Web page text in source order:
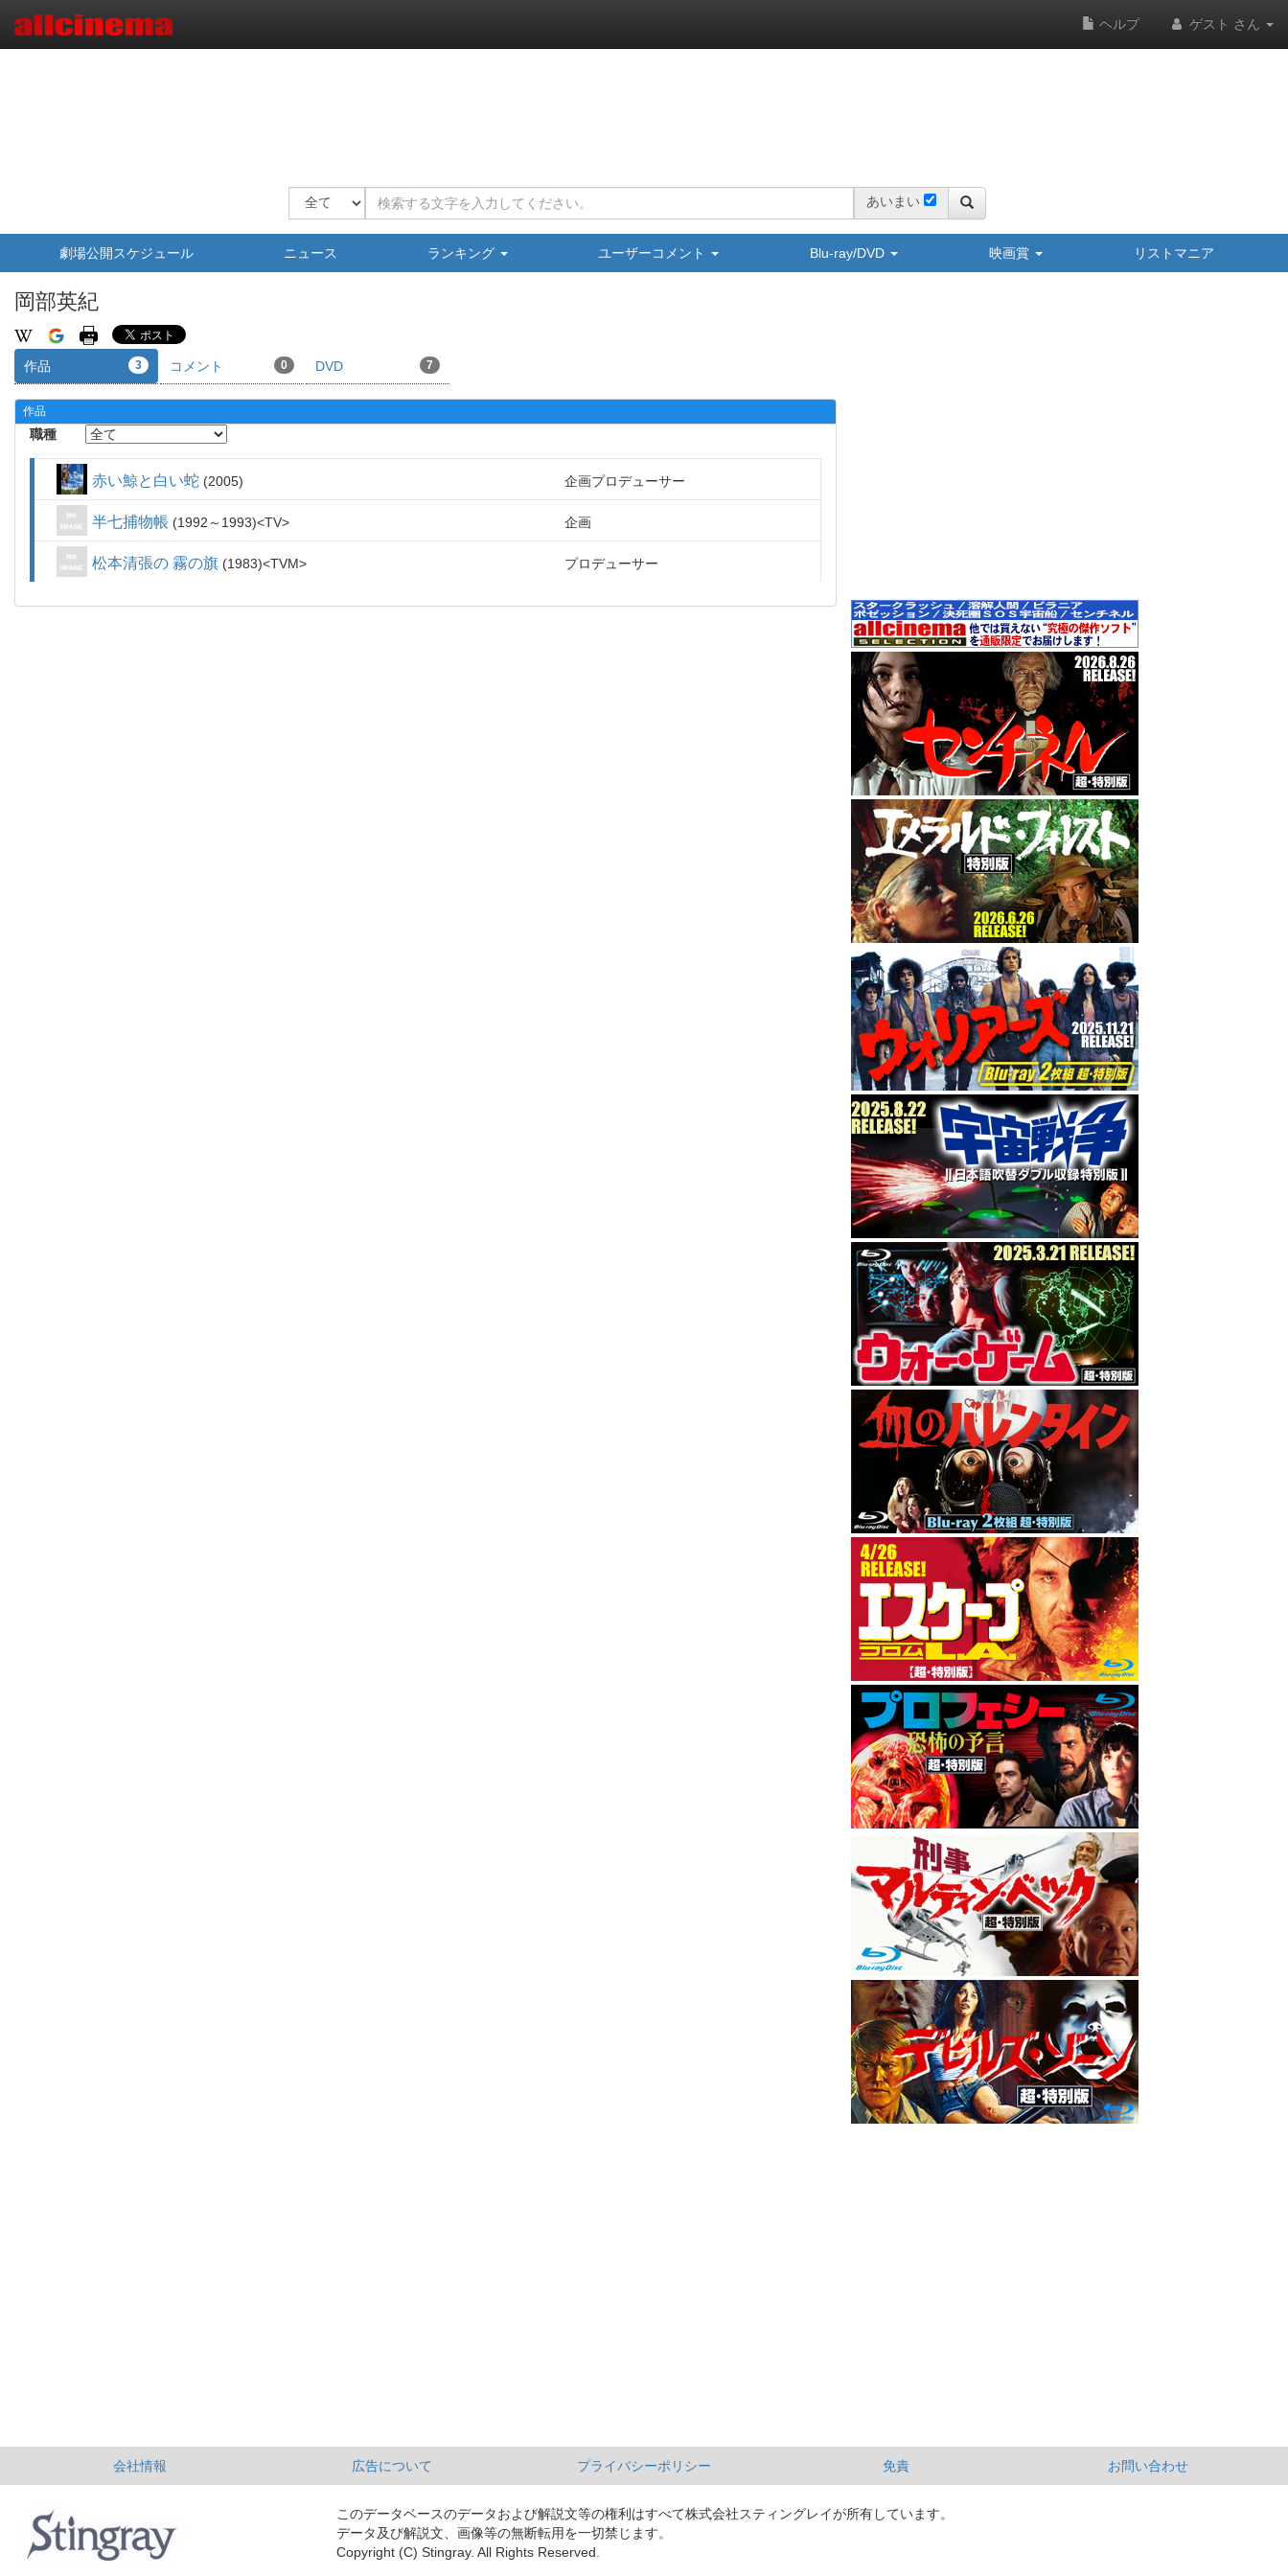
ヘルプ ゲスト さん
あいまい
劇場公開スケジュール ニュース ランキング ユーザーコメント Blu-ray/DVD 映画賞 リストマニア
岡部英紀
作品 3 コメント 0 DVD 7
作品
職種
赤い鯨と白い蛇 2005 企画プロデューサー
半七捕物帳 1992～1993 TV 企画
松本清張の 霧の旗 1983 TVM プロデューサー
会社情報 広告について プライバシーポリシー 免責 お問い合わせ
このデータベースのデータおよび解説文等の権利はすべて株式会社スティングレイが所有しています。
データ及び解説文、画像等の無断転用を一切禁じます。
Copyright (C) Stingray. All Rights Reserved.